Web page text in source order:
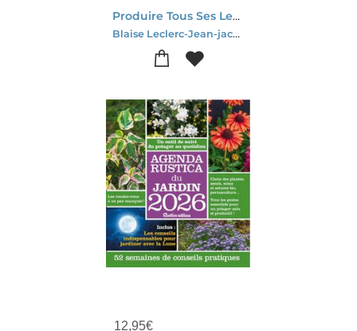
Produire Tous Ses Legumes, Toute L'annee !
Blaise Leclerc-Jean-jacques Raynal
12,95€